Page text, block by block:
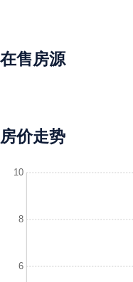
在售房源
房价走势